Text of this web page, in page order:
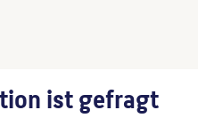
ist gefragt